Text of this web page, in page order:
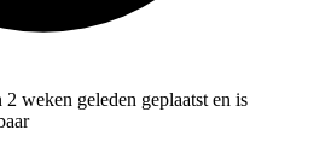
weken geleden geplaatst en is